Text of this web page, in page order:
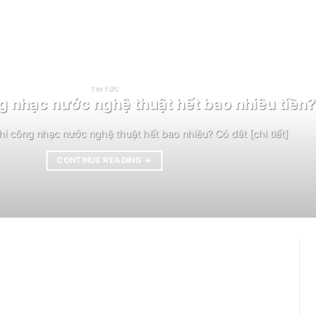
TIN TỨC
nhạc nước nghệ thuật hết bao nhiêu tiền?
công nhạc nước nghệ thuật hết bao nhiêu? Có đắt [chi tiết]
CONTINUE READING →